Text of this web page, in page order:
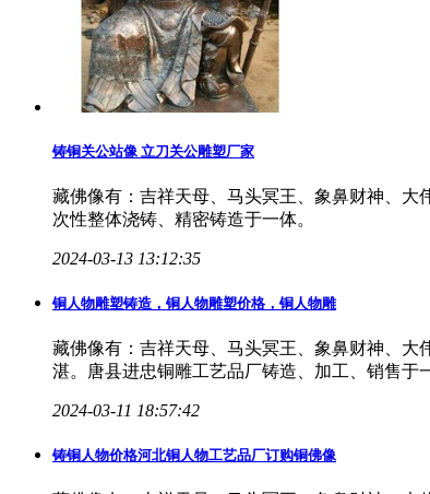
铸铜关公站像 立刀关公雕塑厂家
藏佛像有：吉祥天母、马头冥王、象鼻财神、
次性整体浇铸、精密铸造于一体。
2024-03-13 13:12:35
铜人物雕塑铸造，铜人物雕塑价格，铜人物雕
藏佛像有：吉祥天母、马头冥王、象鼻财神、
湛。唐县进忠铜雕工艺品厂铸造、加工、销售于
2024-03-11 18:57:42
铸铜人物价格河北铜人物工艺品厂订购铜佛像